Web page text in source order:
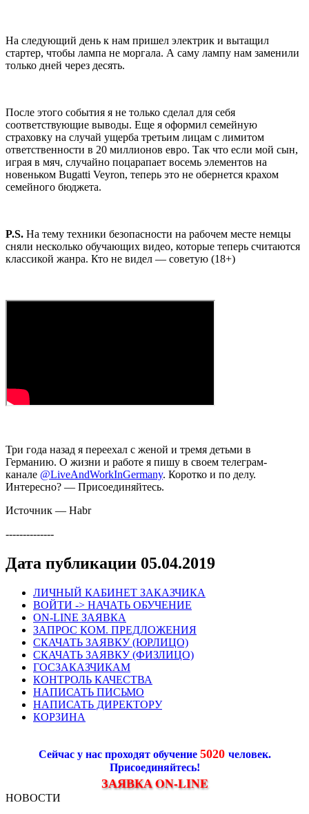
На следующий день к нам пришел электрик и вытащил
стартер, чтобы лампа не моргала. А саму лампу нам заменили
только дней через десять.
После этого события я не только сделал для себя
соответствующие выводы. Еще я оформил семейную
страховку на случай ущерба третьим лицам с лимитом
ответственности в 20 миллионов евро. Так что если мой сын,
играя в мяч, случайно поцарапает восемь элементов на
новеньком Bugatti Veyron, теперь это не обернется крахом
семейного бюджета.
P.S. На тему техники безопасности на рабочем месте немцы
сняли несколько обучающих видео, которые теперь считаются
классикой жанра. Кто не видел — советую (18+)
Три года назад я переехал с женой и тремя детьми в
Германию. О жизни и работе я пишу в своем телеграм-
канале @LiveAndWorkInGermany. Коротко и по делу.
Интересно? — Присоединяйтесь.
Источник — Habr
--------------
Дата публикации 05.04.2019
ЛИЧНЫЙ КАБИНЕТ ЗАКАЗЧИКА
ВОЙТИ -> НАЧАТЬ ОБУЧЕНИЕ
ON-LINE ЗАЯВКА
ЗАПРОС КОМ. ПРЕДЛОЖЕНИЯ
СКАЧАТЬ ЗАЯВКУ (ЮРЛИЦО)
СКАЧАТЬ ЗАЯВКУ (ФИЗЛИЦО)
ГОСЗАКАЗЧИКАМ
КОНТРОЛЬ КАЧЕСТВА
НАПИСАТЬ ПИСЬМО
НАПИСАТЬ ДИРЕКТОРУ
КОРЗИНА
Сейчас у нас проходят обучение 5020 человек.
Присоединяйтесь!
ЗАЯВКА ON-LINE
НОВОСТИ